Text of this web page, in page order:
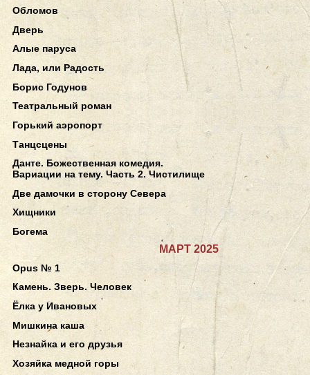
Обломов
Дверь
Алые паруса
Лада, или Радость
Борис Годунов
Театральный роман
Горький аэропорт
Танцсцены
Данте. Божественная комедия.
Вариации на тему. Часть 2. Чистилище
Две дамочки в сторону Севера
Хищники
Богема
МАРТ 2025
Opus № 1
Камень. Зверь. Человек
Ёлка у Ивановых
Мишкина каша
Незнайка и его друзья
Хозяйка медной горы